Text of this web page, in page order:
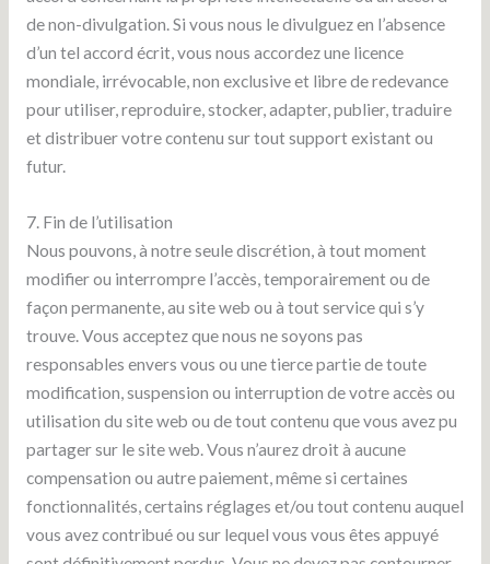
de non-divulgation. Si vous nous le divulguez en l’absence
d’un tel accord écrit, vous nous accordez une licence
mondiale, irrévocable, non exclusive et libre de redevance
pour utiliser, reproduire, stocker, adapter, publier, traduire
et distribuer votre contenu sur tout support existant ou
futur.
7. Fin de l’utilisation
Nous pouvons, à notre seule discrétion, à tout moment
modifier ou interrompre l’accès, temporairement ou de
façon permanente, au site web ou à tout service qui s’y
trouve. Vous acceptez que nous ne soyons pas
responsables envers vous ou une tierce partie de toute
modification, suspension ou interruption de votre accès ou
utilisation du site web ou de tout contenu que vous avez pu
partager sur le site web. Vous n’aurez droit à aucune
compensation ou autre paiement, même si certaines
fonctionnalités, certains réglages et/ou tout contenu auquel
vous avez contribué ou sur lequel vous vous êtes appuyé